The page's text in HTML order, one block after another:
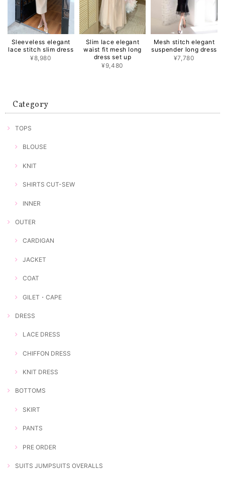
Sleeveless elegant
lace stitch slim dress
¥8,980
Slim lace elegant
waist fit mesh long
dress set up
¥9,480
Mesh stitch elegant
suspender long dress
¥7,780
Category
TOPS
BLOUSE
KNIT
SHIRTS CUT-SEW
INNER
OUTER
CARDIGAN
JACKET
COAT
GILET・CAPE
DRESS
LACE DRESS
CHIFFON DRESS
KNIT DRESS
BOTTOMS
SKIRT
PANTS
PRE ORDER
SUITS JUMPSUITS OVERALLS